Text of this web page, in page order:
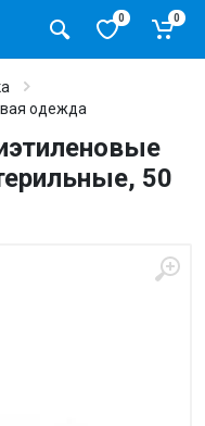
0 0
одежда
50